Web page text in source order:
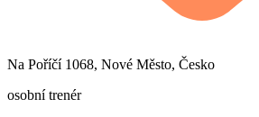
Na Poříčí 1068, Nové Město, Česko
osobní trenér